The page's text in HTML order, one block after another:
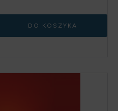
DO KOSZYKA